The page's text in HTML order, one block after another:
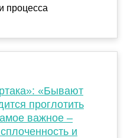
процесса
«Бывают
проглотить
важное –
и